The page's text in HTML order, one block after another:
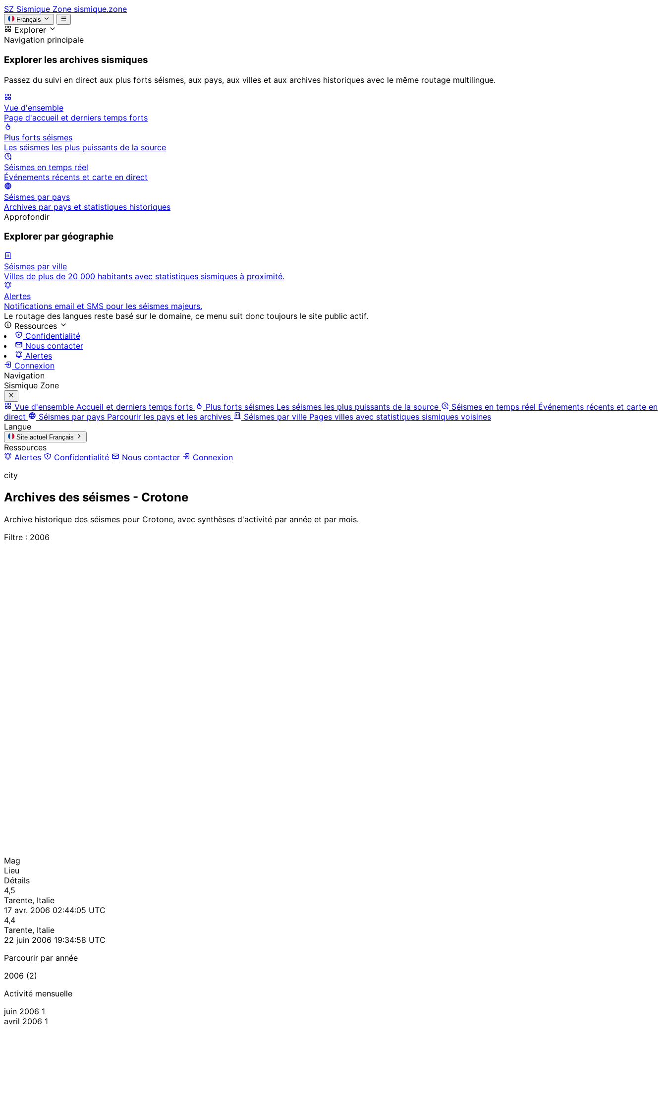
SZ Sismique Zone sismique.zone
Français
Explorer
Navigation principale
Explorer les archives sismiques
Passez du suivi en direct aux plus forts séismes, aux pays, aux villes et aux archives historiques avec le même routage multilingue.
Vue d'ensemble
Page d'accueil et derniers temps forts
Plus forts séismes
Les séismes les plus puissants de la source
Séismes en temps réel
Événements récents et carte en direct
Séismes par pays
Archives par pays et statistiques historiques
Approfondir
Explorer par géographie
Séismes par ville
Villes de plus de 20 000 habitants avec statistiques sismiques à proximité.
Alertes
Notifications email et SMS pour les séismes majeurs.
Le routage des langues reste basé sur le domaine, ce menu suit donc toujours le site public actif.
Ressources
Confidentialité
Nous contacter
Alertes
Connexion
Navigation
Sismique Zone
Vue d'ensemble Accueil et derniers temps forts Plus forts séismes Les séismes les plus puissants de la source Séismes en temps réel Événements récents et carte en
direct
Séismes par pays Parcourir les pays et les archives Séismes par ville Pages villes avec statistiques sismiques voisines
Langue
Site actuel Français
Ressources
Alertes
Confidentialité Nous contacter
Connexion
city
Archives des séismes - Crotone
Archive historique des séismes pour Crotone, avec synthèses d'activité par année et par mois.
Filtre : 2006
Mag
Lieu
Détails
4,5
Tarente, Italie
17 avr. 2006 02:44:05 UTC
4,4
Tarente, Italie
22 juin 2006 19:34:58 UTC
Parcourir par année
2006 (2)
Activité mensuelle
juin 2006 1
avril 2006 1